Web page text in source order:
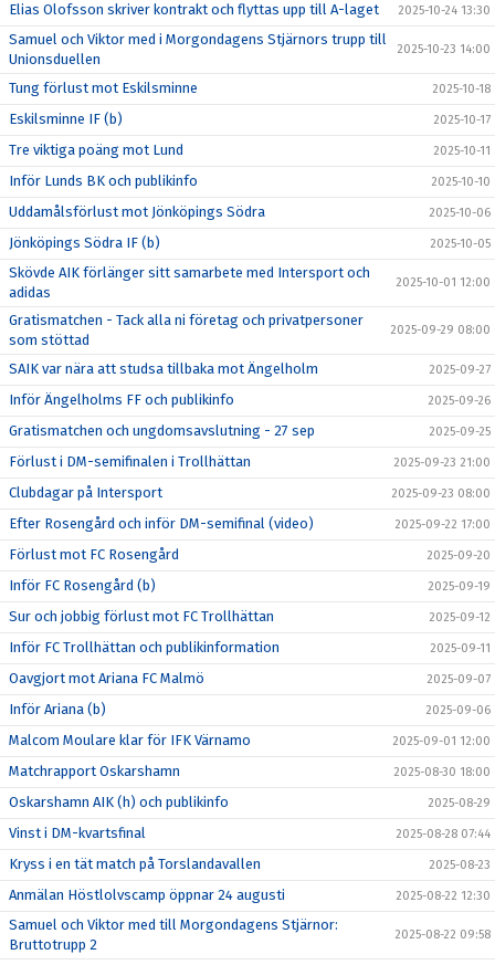
Elias Olofsson skriver kontrakt och flyttas upp till A-laget 2025-10-24 13:30
Samuel och Viktor med i Morgondagens Stjärnors trupp till
Unionsduellen
2025-10-23 14:00
Tung förlust mot Eskilsminne 2025-10-18
Eskilsminne IF (b) 2025-10-17
Tre viktiga poäng mot Lund 2025-10-11
Inför Lunds BK och publikinfo 2025-10-10
Uddamålsförlust mot Jönköpings Södra 2025-10-06
Jönköpings Södra IF (b) 2025-10-05
Skövde AIK förlänger sitt samarbete med Intersport och
adidas
2025-10-01 12:00
Gratismatchen - Tack alla ni företag och privatpersoner
som stöttad
2025-09-29 08:00
SAIK var nära att studsa tillbaka mot Ängelholm 2025-09-27
Inför Ängelholms FF och publikinfo 2025-09-26
Gratismatchen och ungdomsavslutning - 27 sep 2025-09-25
Förlust i DM-semifinalen i Trollhättan 2025-09-23 21:00
Clubdagar på Intersport 2025-09-23 08:00
Efter Rosengård och inför DM-semifinal (video) 2025-09-22 17:00
Förlust mot FC Rosengård 2025-09-20
Inför FC Rosengård (b) 2025-09-19
Sur och jobbig förlust mot FC Trollhättan 2025-09-12
Inför FC Trollhättan och publikinformation 2025-09-11
Oavgjort mot Ariana FC Malmö 2025-09-07
Inför Ariana (b) 2025-09-06
Malcom Moulare klar för IFK Värnamo 2025-09-01 12:00
Matchrapport Oskarshamn 2025-08-30 18:00
Oskarshamn AIK (h) och publikinfo 2025-08-29
Vinst i DM-kvartsfinal 2025-08-28 07:44
Kryss i en tät match på Torslandavallen 2025-08-23
Anmälan Höstlolvscamp öppnar 24 augusti 2025-08-22 12:30
Samuel och Viktor med till Morgondagens Stjärnor:
Bruttotrupp 2
2025-08-22 09:58